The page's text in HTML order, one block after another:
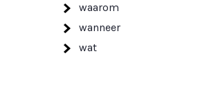
waarom
wanneer
wat